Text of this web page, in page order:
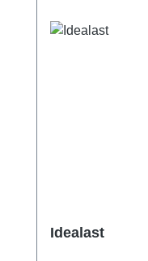
jetzt Bi-Power
Idealast